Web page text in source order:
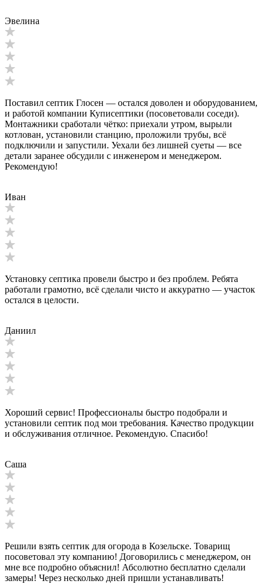
Эвелина
Поставил септик Глосен — остался доволен и оборудованием,
и работой компании Куписептики (посоветовали соседи).
Монтажники сработали чётко: приехали утром, вырыли
котлован, установили станцию, проложили трубы, всё
подключили и запустили. Уехали без лишней суеты — все
детали заранее обсудили с инженером и менеджером.
Рекомендую!
Иван
Установку септика провели быстро и без проблем. Ребята
работали грамотно, всё сделали чисто и аккуратно — участок
остался в целости.
Даниил
Хороший сервис! Профессионалы быстро подобрали и
установили септик под мои требования. Качество продукции
и обслуживания отличное. Рекомендую. Спасибо!
Саша
Решили взять септик для огорода в Козельске. Товарищ
посоветовал эту компанию! Договорились с менеджером, он
мне все подробно объяснил! Абсолютно бесплатно сделали
замеры! Через несколько дней пришли устанавливать!